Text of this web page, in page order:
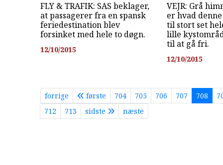
FLY & TRAFIK: SAS beklager,
at passagerer fra en spansk
feriedestination blev
forsinket med hele to døgn.
12/10/2015
VEJR: Grå
er hvad
til stort set
lille
til at gå fri.
12/10/2015
forrige første 704 705 706 707 708
712
713 sidste næste